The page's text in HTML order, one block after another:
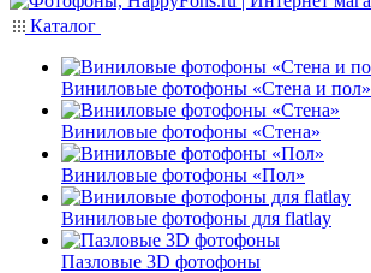
Каталог
Виниловые фотофоны «Стена и пол»
Виниловые фотофоны «Стена»
Виниловые фотофоны «Пол»
Виниловые фотофоны для flatlay
Пазловые 3D фотофоны